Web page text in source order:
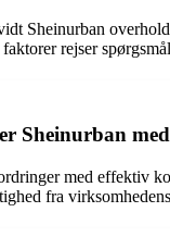
Sheinurban
rejser
Sheinurban
med effektiv
fra